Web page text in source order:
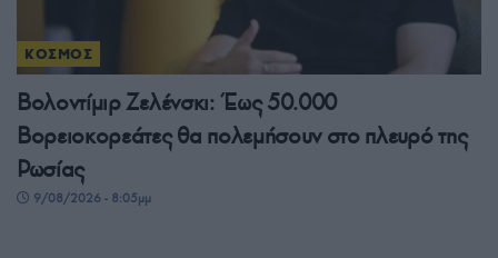
ΚΟΣΜΟΣ
Βολοντίμιρ Ζελένσκι: Έως 50.000
Βορειοκορεάτες θα πολεμήσουν στο πλευρό της
Ρωσίας
9/08/2026 - 8:05μμ